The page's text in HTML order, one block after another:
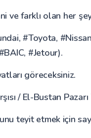
farklı olan her
#Toyota,
#Jetour).
göreceksiniz.
/ El-Bustan Pazarı
teyit etmek için